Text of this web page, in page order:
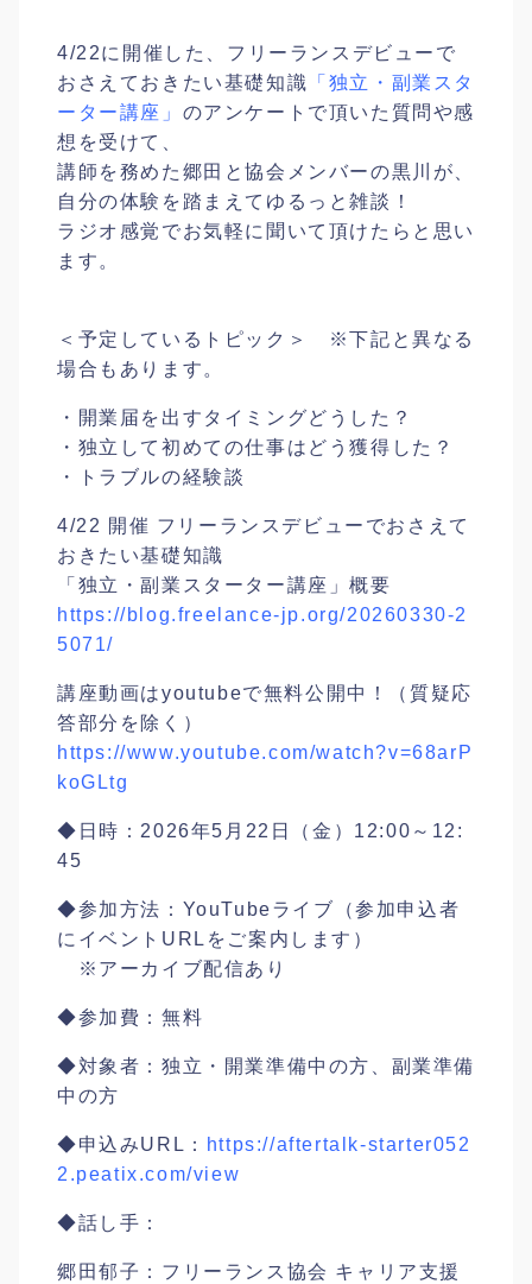
4/22に開催した、フリーランスデビューで
おさえておきたい基礎知識 「独立・副業スタ
ーター講座」 のアンケートで頂いた質問や感
想を受けて、
講師を務めた郷田と協会メンバーの黒川が、
自分の体験を踏まえてゆるっと雑談！
ラジオ感覚でお気軽に聞いて頂けたらと思い
ます。
＜予定しているトピック＞ ※下記と異なる
場合もあります。
・開業届を出すタイミングどうした？
・独立して初めての仕事はどう獲得した？
・トラブルの経験談
4/22 開催 フリーランスデビューでおさえて
おきたい基礎知識
「独立・副業スターター講座」概要
https://blog.freelance-jp.org/20260330-2
5071/
講座動画はyoutubeで無料公開中！（質疑応
答部分を除く）
https://www.youtube.com/watch?v=68arP
koGLtg
◆日時：2026年5月22日（金）12:00～12:
45
◆参加方法：YouTubeライブ（参加申込者
にイベントURLをご案内します）
※アーカイブ配信あり
◆参加費：無料
◆対象者：独立・開業準備中の方、副業準備
中の方
◆申込みURL：
https://aftertalk-starter052
2.peatix.com/view
◆話し手：
郷田郁子：フリーランス協会 キャリア支援